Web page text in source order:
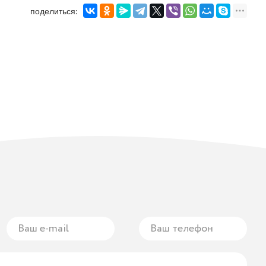
поделиться: